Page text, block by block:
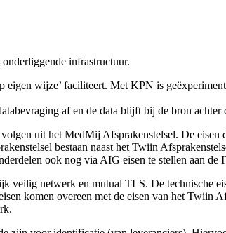
infrastructuur.
wijze’ faciliteert. Met KPN is
af en de data blijft bij de bron achter
uit het MedMij Afsprakenstelsel. De
bestaan naast het Twiin
ook nog via AIG eisen te stellen aan de
netwerk en mutual TLS. De technische
komen overeen met de eisen van het Twiin